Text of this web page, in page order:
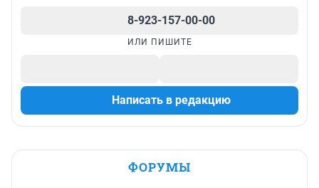
8-923-157-00-00
ИЛИ ПИШИТЕ
Написать в редакцию
ФОРУМЫ